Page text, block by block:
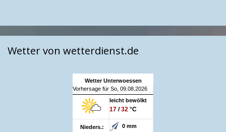
Wetter von wetterdienst.de
Wetter Unterwoessen
Vorhersage für So, 09.08.2026
leicht bewölkt
17 /32 °C
Nieders.: 0 mm